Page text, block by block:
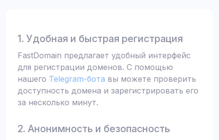
1. Удобная и быстрая регистрация
FastDomain предлагает удобный интерфейс
для регистрации доменов. С помощью
нашего Telegram-бота вы можете проверить
доступность домена и зарегистрировать его
за несколько минут.
2. Анонимность и безопасность